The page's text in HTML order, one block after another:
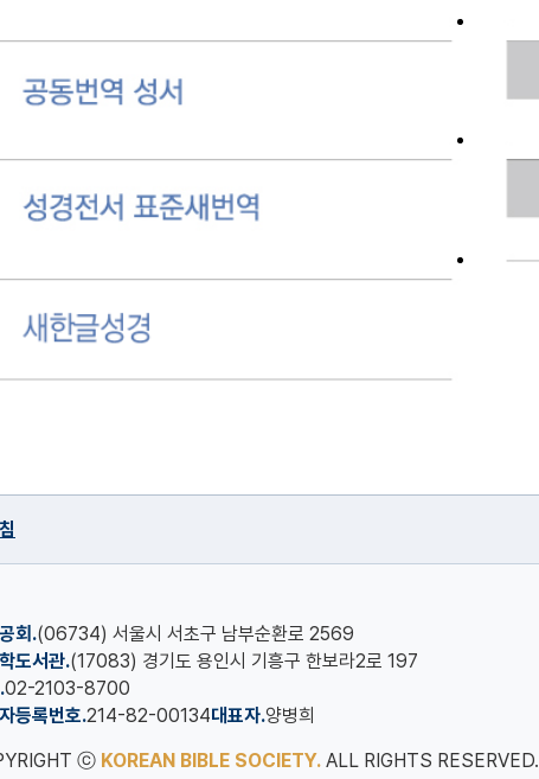
회.(06734) 서울시 서초구 남부순환로 2569
도서관.(17083) 경기도 용인시 기흥구 한보라2로 197
02-2103-8700
등록번호.214-82-00134대표자.양병희
ⓒ KOREAN BIBLE SOCIETY. ALL RIGHTS RESERVED.